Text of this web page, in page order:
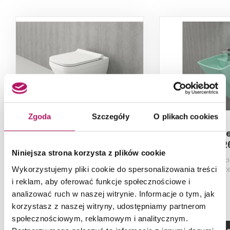
Zgoda Szczegóły O plikach cookies
Niniejsza strona korzysta z plików cookie
Wykorzystujemy pliki cookie do spersonalizowania treści
i reklam, aby oferować funkcje społecznościowe i
analizować ruch w naszej witrynie. Informacje o tym, jak
korzystasz z naszej witryny, udostępniamy partnerom
społecznościowym, reklamowym i analitycznym.
Bocchi Firenze 1298-001-
Miska WC stojąca, bez deski,
Glossy White
Bocchi
Umywalka
monoblok,